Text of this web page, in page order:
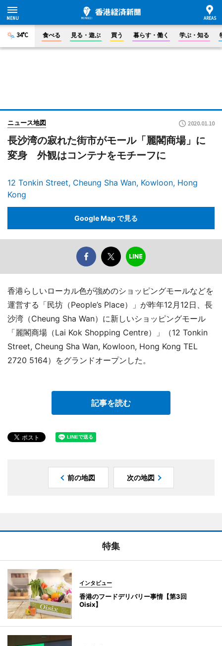
34°C 食べる 見る・遊ぶ 買う 暮らす・働く 学ぶ・知る
ニュース地図 2020.01.10
長沙湾の寂れた街市がモール「麗閣商場」に
変身 外観はコンテナをモチーフに
12 Tonkin Street, Cheung Sha Wan, Kowloon, Hong
Kong
Google Map で見る
香港らしいローカル色が強めのショッピングモールなどを
運営する「民坊（People’s Place）」が昨年12月12日、長
沙湾（Cheung Sha Wan）に新しいショッピングモール
「麗閣商場（Lai Kok Shopping Centre）」（12 Tonkin
Street, Cheung Sha Wan, Kowloon, Hong Kong TEL
2720 5164）をグランドオープンした。
記事を読む
前の地図 次の地図
特集
インタビュー
香港のフードデリバリー事情【第3回
Oisix】